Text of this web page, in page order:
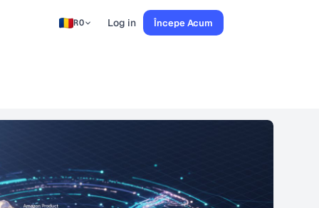
RO Log in Începe Acum